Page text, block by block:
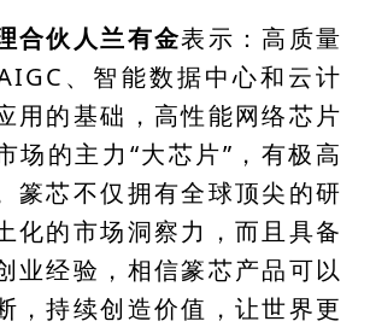
合伙人兰有金表示：高质量
、智能数据中心和云计
用的基础，高性能网络芯片
场的主力“大芯片”，有极高
篆芯不仅拥有全球顶尖的研
化的市场洞察力，而且具备
业经验，相信篆芯产品可以
，持续创造价值，让世界更